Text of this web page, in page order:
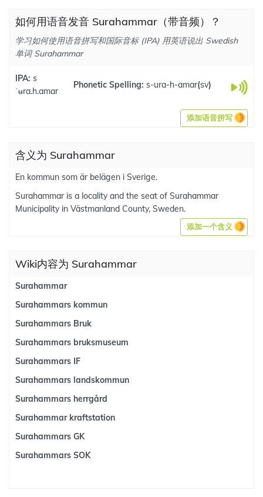
如何用语音发音 Surahammar（带音频）？
学习如何使用语音拼写和国际音标 (IPA) 用英语说出 Swedish
单词 Surahammar
IPA: s
ˈʉra.h.amar
Phonetic Spelling: s-ura-h-amar(sv)
添加语音拼写
含义为 Surahammar
En kommun som är belägen i Sverige.
Surahammar is a locality and the seat of Surahammar
Municipality in Västmanland County, Sweden.
添加一个含义
Wiki内容为 Surahammar
Surahammar
Surahammars kommun
Surahammars Bruk
Surahammars bruksmuseum
Surahammars IF
Surahammars landskommun
Surahammars herrgård
Surahammar kraftstation
Surahammars GK
Surahammars SOK